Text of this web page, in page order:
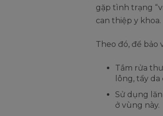
gặp tình trạng
can thiệp y khoa.
Theo đó, để bảo
Tắm rửa
lông, tẩy
Sử dụng
ở vùng này.